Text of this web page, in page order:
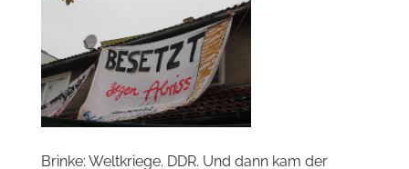
Brinke: Weltkriege. DDR. Und dann kam der